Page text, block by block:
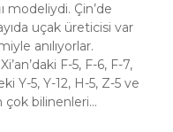
modeliydi. Çin’de
uçak üreticisi var
anılıyorlar.
F-5, F-6, F-7,
Y-5, Y-12, H-5, Z-5 ve
çok bilinenleri...